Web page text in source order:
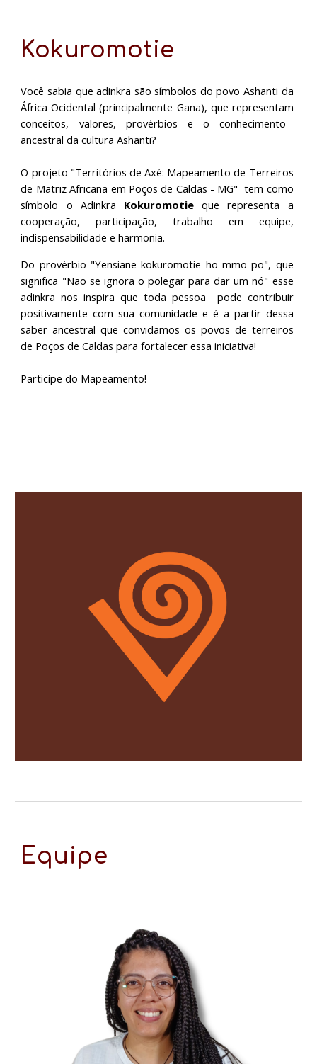
Kokuromotie
Você sabia queadinkra sãosímbolos do povo Ashanti da
África Ocidental (principalmente Gana), que representam
conceitos, valores, provérbios e o conhecimento
ancestral da cultura Ashanti?
O projeto "Territórios de Axé: Mapeamento de Terreiros
de Matriz Africana em Poços de Caldas - MG" tem como
símbolo o Adinkra Kokuromotie que representa a
cooperação, participação, trabalho em equipe,
indispensabilidade e harmonia.
Do provérbio "Yensiane kokuromotie ho mmo po", que
significa "Não se ignora o polegar para dar um nó" esse
adinkra nos inspira que toda pessoa pode contribuir
positivamente com sua comunidade e é a partir dessa
saber ancestral que convidamos os povos de terreiros
de Poços de Caldas para fortalecer essa iniciativa!
Participe do Mapeamento!
Equipe